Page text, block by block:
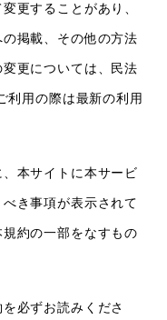
更することがあり、
掲載、その他の方法
更については、民法
利用の際は最新の利用
本サイトに本サービ
き事項が表示されて
約の一部をなすもの
必ずお読みくださ